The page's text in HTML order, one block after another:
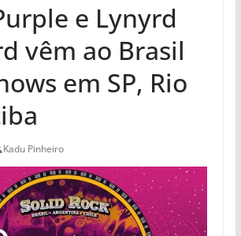
e Lynyrd
vêm ao Brasil
em SP, Rio
Kadu Pinheiro